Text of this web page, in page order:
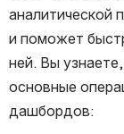
аналитической
и поможет
ней. Вы
основные
дашбордов: